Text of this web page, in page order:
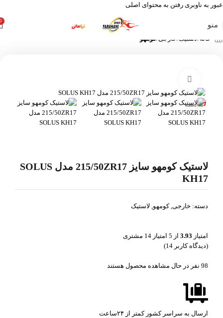
عبور به ناوبری رفتن به محتوای اصلی
منو
خانه لاستیک خارجی کومهو
لاستیک کومهو سایز 215/50ZR17 مدل SOLUS
KH17
دسته: خارجی, کومهو, لاستیک
امتیاز 3.93 از 5 امتیاز 14 مشتری
(دیدگاه کاربر 14
)
98 نفر در حال مشاهده محصول هستند
ارسال به سراسر کشور کمتر از ۲۴ساعت